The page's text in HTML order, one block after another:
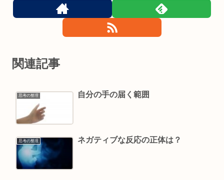
関連記事
思考の整理 自分の手の届く範囲
思考の整理 ネガティブな反応の正体は？